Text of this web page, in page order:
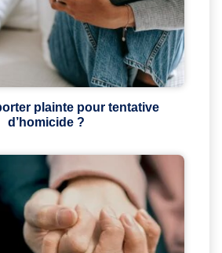
plainte pour tentative
d’homicide ?